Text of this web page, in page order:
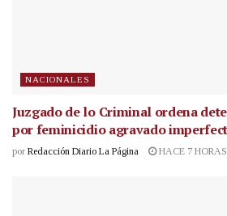
NACIONALES
Juzgado de lo Criminal ordena
por feminicidio agravado
por Redacción Diario La Página HACE 7 HORAS